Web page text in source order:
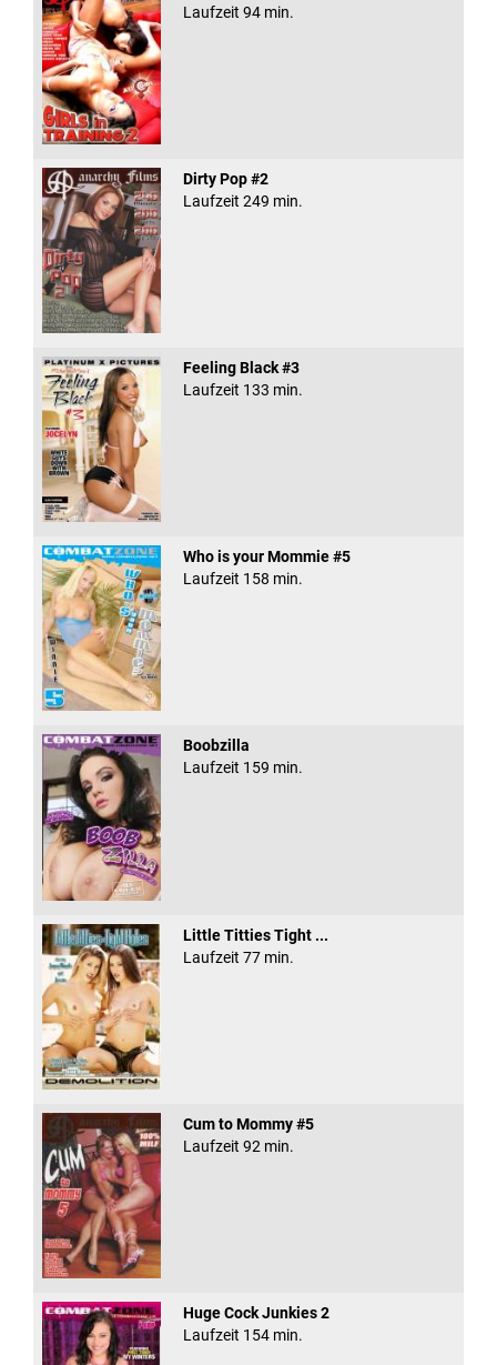
Laufzeit 94 min.
Dirty Pop #2
Laufzeit 249 min.
Feeling Black #3
Laufzeit 133 min.
Who is your Mommie #5
Laufzeit 158 min.
Boobzilla
Laufzeit 159 min.
Little Titties Tight ...
Laufzeit 77 min.
Cum to Mommy #5
Laufzeit 92 min.
Huge Cock Junkies 2
Laufzeit 154 min.